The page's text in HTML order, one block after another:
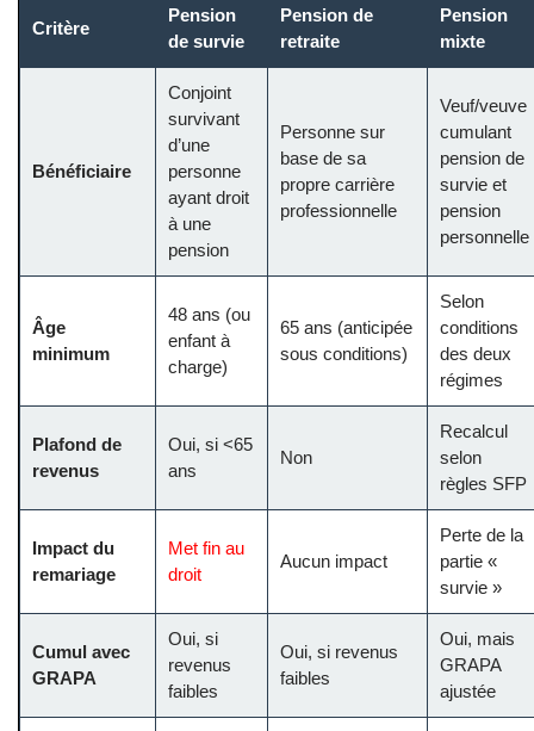
Critère
Pension
de survie
Pension de
retraite
Pension
mixte
Bénéficiaire
Conjoint
survivant
d’une
personne
ayant droit
à une
pension
Personne sur
base de sa
propre carrière
professionnelle
Veuf/veuve
cumulant
pension de
survie et
pension
personnelle
Âge
minimum
48 ans (ou
enfant à
charge)
65 ans (anticipée
sous conditions)
Selon
conditions
des deux
régimes
Plafond de
revenus
Oui, si <65
ans
Non
Recalcul
selon
règles SFP
Impact du
remariage
Met fin au
droit
Aucun impact
Perte de la
partie «
survie »
Cumul avec
GRAPA
Oui, si
revenus
faibles
Oui, si revenus
faibles
Oui, mais
GRAPA
ajustée